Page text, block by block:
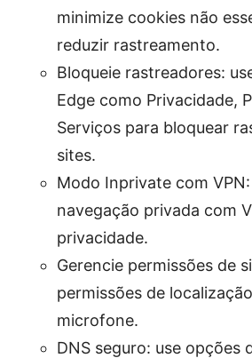
minimize cookies não
reduzir rastreamento.
Bloqueie rastreadores:
Edge como Privacidade,
Serviços para bloquear
sites.
Modo Inprivate com
navegação privada com
privacidade.
Gerencie permissões de
permissões de
microfone.
DNS seguro: use opções